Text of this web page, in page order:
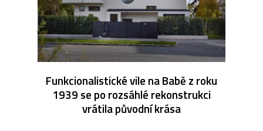
Funkcionalistické vile na Babě z roku
1939 se po rozsáhlé rekonstrukci
vrátila původní krása